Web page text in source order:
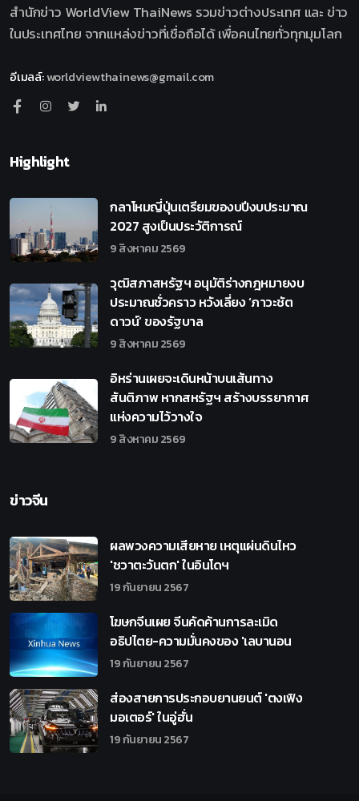
สำนักข่าว WorldView ThaiNews รวมข่าวต่างประเทศ และ ข่าว
ในประเทศไทย จากแหล่งข่าวที่เชื่อถือได้ เพื่อคนไทยทั่วทุกมุมโลก
อีเมลล์:worldviewthainews@gmail.com
Highlight
กลาโหมญี่ปุ่นเตรียมของบปีงบประมาณ
2027 สูงเป็นประวัติการณ์
9 สิงหาคม 2569
วุฒิสภาสหรัฐฯ อนุมัติร่างกฎหมายงบ
ประมาณชั่วคราว หวังเลี่ยง ‘ภาวะชัต
ดาวน์’ ของรัฐบาล
9 สิงหาคม 2569
อิหร่านเผยจะเดินหน้าบนเส้นทาง
สันติภาพ หากสหรัฐฯ สร้างบรรยากาศ
แห่งความไว้วางใจ
9 สิงหาคม 2569
ข่าวจีน
ผลพวงความเสียหาย เหตุแผ่นดินไหว
'ชวาตะวันตก' ในอินโดฯ
19 กันยายน 2567
โฆษกจีนเผย จีนคัดค้านการละเมิด
อธิปไตย-ความมั่นคงของ 'เลบานอน
19 กันยายน 2567
ส่องสายการประกอบยานยนต์ 'ตงเฟิง
มอเตอร์' ในอู่ฮั่น
19 กันยายน 2567